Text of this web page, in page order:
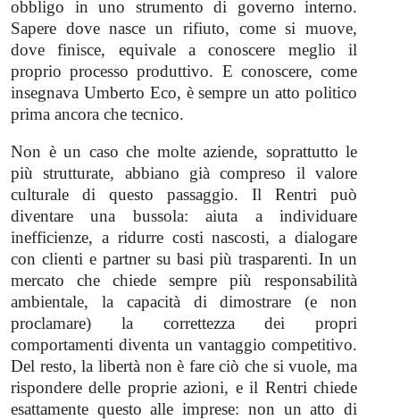
obbligo in uno strumento di governo interno.
Sapere dove nasce un rifiuto, come si muove,
dove finisce, equivale a conoscere meglio il
proprio processo produttivo. E conoscere, come
insegnava Umberto Eco, è sempre un atto politico
prima ancora che tecnico.
Non è un caso che molte aziende, soprattutto le
più strutturate, abbiano già compreso il valore
culturale di questo passaggio. Il Rentri può
diventare una bussola: aiuta a individuare
inefficienze, a ridurre costi nascosti, a dialogare
con clienti e partner su basi più trasparenti. In un
mercato che chiede sempre più responsabilità
ambientale, la capacità di dimostrare (e non
proclamare) la correttezza dei propri
comportamenti diventa un vantaggio competitivo.
Del resto, la libertà non è fare ciò che si vuole, ma
rispondere delle proprie azioni, e il Rentri chiede
esattamente questo alle imprese: non un atto di